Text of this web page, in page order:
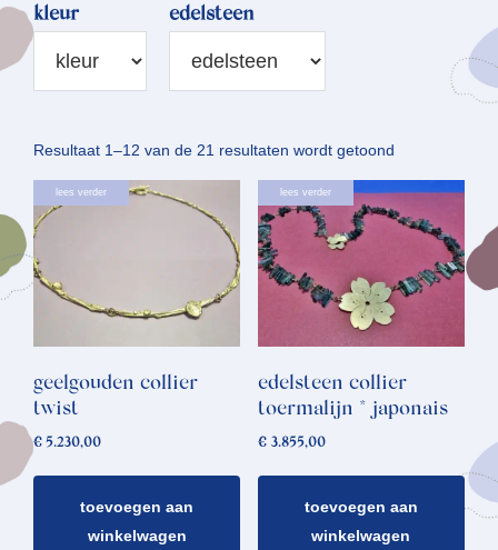
kleur edelsteen
Resultaat 1–12 van de 21 resultaten wordt getoond
op
nieuwste
lees verder
geelgouden collier
twist
€ 5.230,00
toevoegen aan
winkelwagen
lees verder
edelsteen collier
toermalijn * japonais
€3.855,00
toevoegen aan
winkelwagen